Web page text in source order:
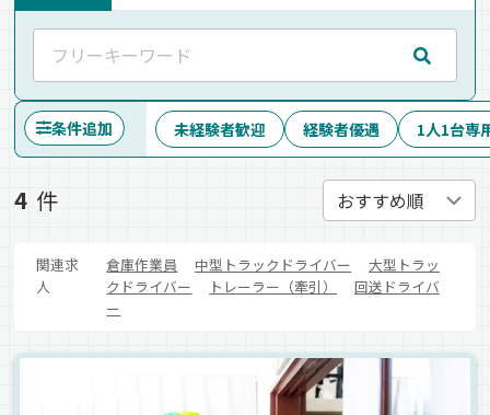
条件追加 未経験者歓迎 経験者優遇 1人1台専
4 件
関連求
人
倉庫作業員 中型トラックドライバー
大型トラッ
クドライバー
トレーラー（牽引）
回送ドライバ
ー